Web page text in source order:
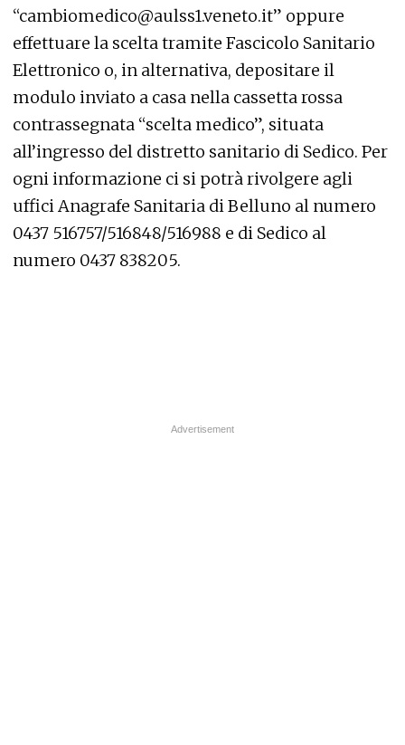
“cambiomedico@aulss1.veneto.it” oppure
effettuare la scelta tramite Fascicolo Sanitario
Elettronico o, in alternativa, depositare il
modulo inviato a casa nella cassetta rossa
contrassegnata “scelta medico”, situata
all’ingresso del distretto sanitario di Sedico. Per
ogni informazione ci si potrà rivolgere agli
uffici Anagrafe Sanitaria di Belluno al numero
0437 516757/516848/516988 e di Sedico al
numero 0437 838205.